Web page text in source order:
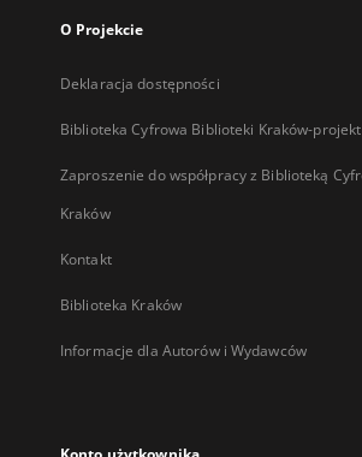
O Projekcie
Deklaracja dostępności
Biblioteka Cyfrowa Biblioteki Kraków-projekt
Zaproszenie do współpracy z Biblioteką
Kraków
Kontakt
Biblioteka Kraków
Informacje dla Autorów i Wydawców